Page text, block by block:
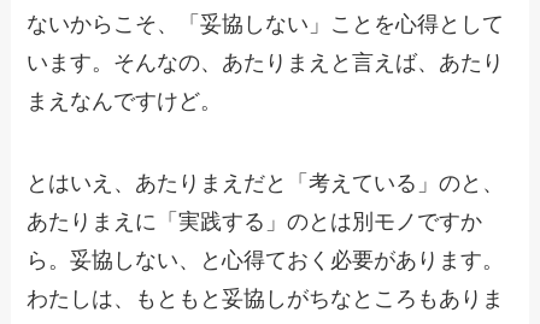
ないからこそ、「妥協しない」ことを心得として
います。そんなの、あたりまえと言えば、あたり
まえなんですけど。
とはいえ、あたりまえだと「考えている」のと、
あたりまえに「実践する」のとは別モノですか
ら。妥協しない、と心得ておく必要があります。
わたしは、もともと妥協しがちなところもありま